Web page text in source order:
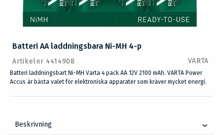
Batteri AA laddningsbara Ni-MH 4-p
Artikelnr 4414908 VARTA
Batteri laddningsbart Ni-MH Varta 4 pack AA 12V 2100 mAh. VARTA Power
Accus är bästa valet för elektroniska apparater som kräver mycket energi.
Beskrivning